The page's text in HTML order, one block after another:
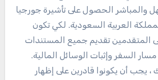
والمباشر الحصول على تأشيرة جورجيا
العربية السعودية. لكي تكون
المتقدمين تقديم جميع المستندات
السفر وإثبات الوسائل المالية.
، يجب أن يكونوا قادرين على إظهار